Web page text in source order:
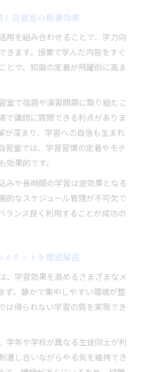
自習室の相乗効果
用を組み合わせることで、学力向
きます。授業で学んだ内容をすぐ
とで、知識の定着が飛躍的に高ま
室で宿題や演習問題に取り組むこ
で講師に質問できる利点がありま
が深まり、学習への自信も生まれ
習室では、学習習慣の定着やモチ
果的です。
みや長時間の学習は逆効果となる
的なスケジュール管理が不可欠で
ランス良く利用することが成功の
リットを徹底解説
、学習効果を高めるさまざまなメ
ず、静かで集中しやすい環境が整
は得られない学習の質を実現でき
学年や学校が異なる生徒同士が利
激し合いながらやる気を維持でき